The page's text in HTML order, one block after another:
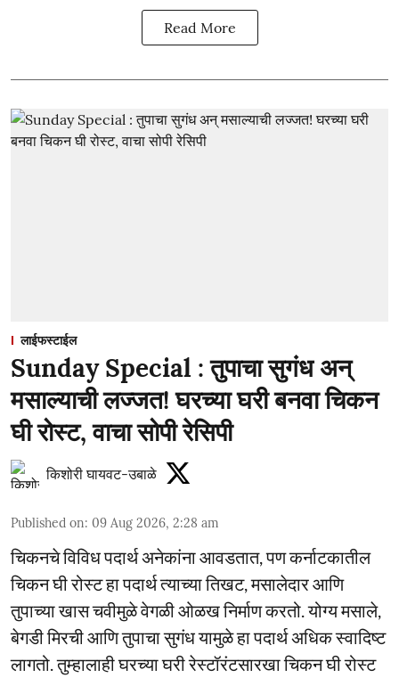
Read More
लाईफस्टाईल
Sunday Special : तुपाचा सुगंध अन्
मसाल्याची लज्जत! घरच्या घरी बनवा चिकन
घी रोस्ट, वाचा सोपी रेसिपी
किशोरी घायवट-उबाळे
Published on: 09 Aug 2026, 2:28 am
चिकनचे विविध पदार्थ अनेकांना आवडतात, पण कर्नाटकातील
चिकन घी रोस्ट हा पदार्थ त्याच्या तिखट, मसालेदार आणि
तुपाच्या खास चवीमुळे वेगळी ओळख निर्माण करतो. योग्य मसाले,
बेगडी मिरची आणि तुपाचा सुगंध यामुळे हा पदार्थ अधिक स्वादिष्ट
लागतो. तुम्हालाही घरच्या घरी रेस्टॉरंटसारखा चिकन घी रोस्ट